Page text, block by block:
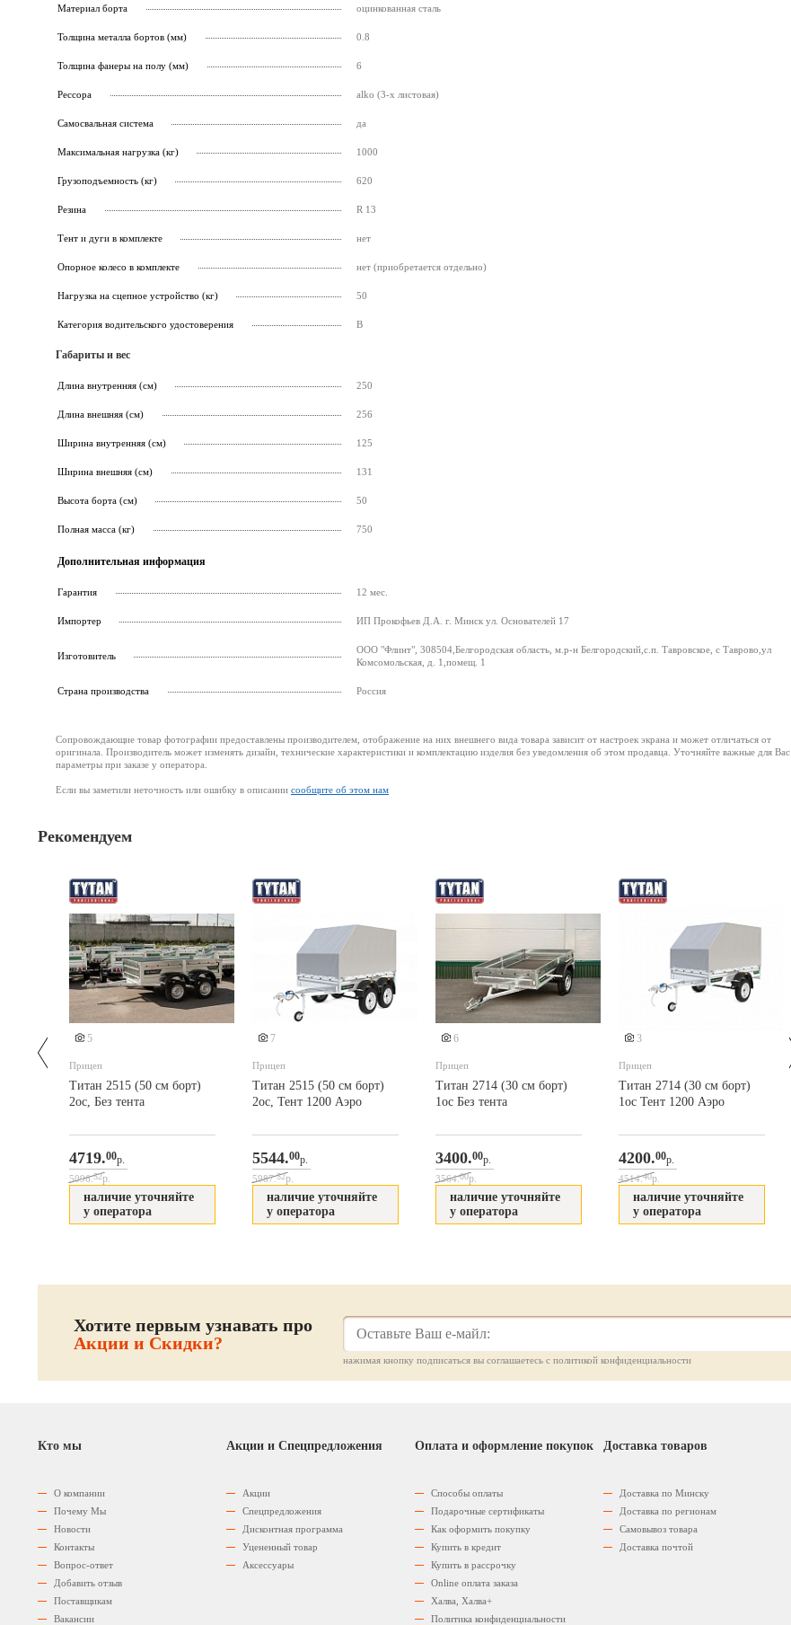
Материал борта оцинкованная сталь
Толщина металла бортов (мм) 0.8
Толщина фанеры на полу (мм) 6
Рессора alko (3-х листовая)
Самосвальная система да
Максимальная нагрузка (кг) 1000
Грузоподъемность (кг) 620
Резина R 13
Тент и дуги в комплекте нет
Опорное колесо в комплекте нет (приобретается отдельно)
Нагрузка на сцепное устройство (кг) 50
Категория водительского удостоверения B
Габариты и вес
Длина внутренняя (см) 250
Длина внешняя (см) 256
Ширина внутренняя (см) 125
Ширина внешняя (см) 131
Высота борта (см) 50
Полная масса (кг) 750
Дополнительная информация
Гарантия 12 мес.
Импортер ИП Прокофьев Д.А. г. Минск ул. Основателей 17
Изготовитель
ООО "Флинт", 308504,Белгородская область, м.р-н Белгородский,с.п. Тавровское, с Таврово,ул
Комсомольская, д. 1,помещ. 1
Страна производства Россия
Сопровождающие товар фотографии предоставлены производителем, отображение на них внешнего вида товара зависит от настроек экрана и может отличаться от
оригинала. Производитель может изменять дизайн, технические характеристики и комплектацию изделия без уведомления об этом продавца. Уточняйте важные для Вас
параметры при заказе у оператора.
Если вы заметили неточность или ошибку в описании сообщите об этом нам
Рекомендуем
5
Прицеп
Титан 2515 (50 см борт)
2ос, Без тента
4719.00р.
5096.52р.
наличие уточняйте
у оператора
7
Прицеп
Титан 2515 (50 см борт)
2ос, Тент 1200 Аэро
5544.00р.
5987.52р.
наличие уточняйте
у оператора
6
Прицеп
Титан 2714 (30 см борт)
1ос Без тента
3400.00р.
3564.00р.
наличие уточняйте
у оператора
3
Прицеп
Титан 2714 (30 см борт)
1ос Тент 1200 Аэро
4200.00р.
4514.40р.
наличие уточняйте
у оператора
Хотите первым узнавать про
Акции и Скидки?
нажимая кнопку подписаться вы соглашаетесь с политикой конфиденциальности
Кто мы
О компании
Почему Мы
Новости
Контакты
Вопрос-ответ
Добавить отзыв
Поставщикам
Вакансии
Акции и Спецпредложения
Акции
Спецпредложения
Дисконтная программа
Уцененный товар
Аксессуары
Оплата и оформление покупок
Способы оплаты
Подарочные сертификаты
Как оформить покупку
Купить в кредит
Купить в рассрочку
Оnline оплата заказа
Халва, Халва+
Политика конфиденциальности
Доставка товаров
Доставка по Минску
Доставка по регионам
Самовывоз товара
Доставка почтой